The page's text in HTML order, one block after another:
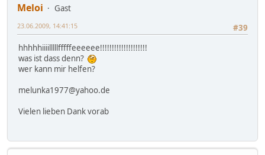
Meloi
Gast
#39
23.06.2009, 14:41:15
hhhhhiiiilllllfffffeeeeee!!!!!!!!!!!!!!!!!!!!
was ist dass denn?
wer kann mir helfen?
melunka1977@yahoo.de
Vielen lieben Dank vorab